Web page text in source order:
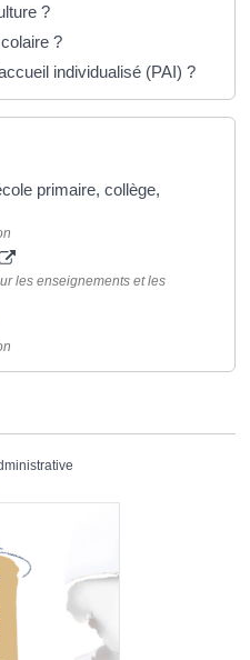
?
?
individualisé (PAI) ?
primaire, collège,
les enseignements et les